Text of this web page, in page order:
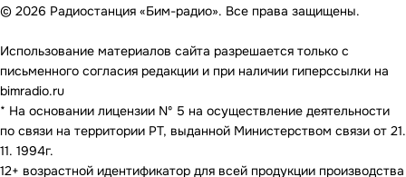
© 2026 Радиостанция «Бим-радио». Все права защищены.
Использование материалов сайта разрешается только с
письменного согласия редакции и при наличии гиперссылки на
bimradio.ru
* На основании лицензии Nº 5 на осуществление деятельности
по связи на территории РТ, выданной Министерством связи от 21.
11. 1994г.
12+ возрастной идентификатор для всей продукции производства